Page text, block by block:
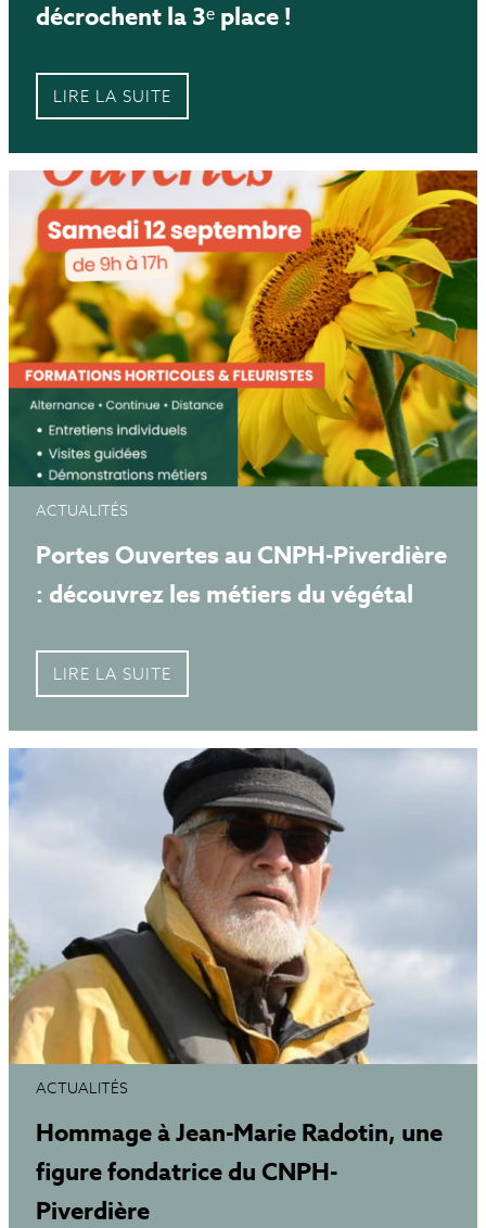
décrochent la 3ᵉ place !
LIRE LA SUITE
ACTUALITÉS
Portes Ouvertes au CNPH-Piverdière
: découvrez les métiers du végétal
LIRE LA SUITE
ACTUALITÉS
Hommage à Jean-Marie Radotin, une
figure fondatrice du CNPH-
Piverdière